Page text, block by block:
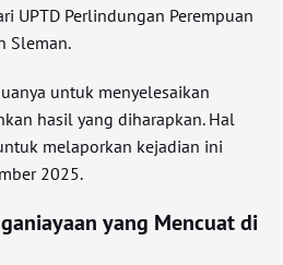
UPTD Perlindungan Perempuan
Sleman.
untuk menyelesaikan
hasil yang diharapkan. Hal
melaporkan kejadian ini
2025.
yang Mencuat di